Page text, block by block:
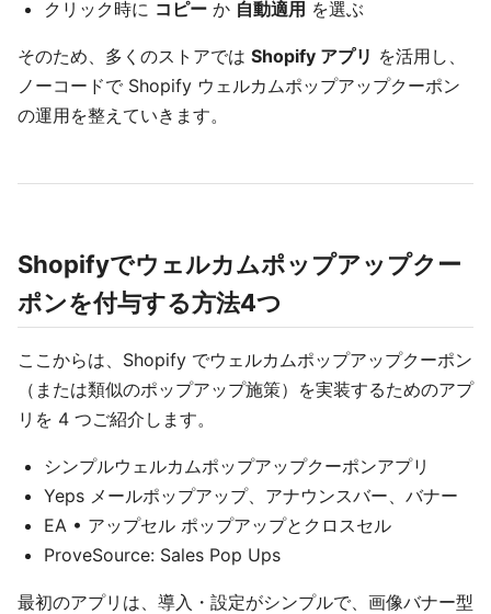
クリック時に コピー か 自動適用 を選ぶ
そのため、多くのストアでは Shopify アプリ を活用し、
ノーコードで Shopify ウェルカムポップアップクーポン
の運用を整えていきます。
Shopifyでウェルカムポップアップクー
ポンを付与する方法4つ
ここからは、Shopify でウェルカムポップアップクーポン
（または類似のポップアップ施策）を実装するためのアプ
リを 4 つご紹介します。
シンプルウェルカムポップアップクーポンアプリ
Yeps メールポップアップ、アナウンスバー、バナー
EA • アップセル ポップアップとクロスセル
ProveSource: Sales Pop Ups
最初のアプリは、導入・設定がシンプルで、画像バナー型